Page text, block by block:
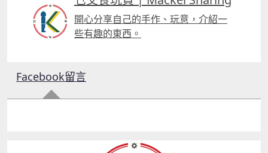
開心分享自己的手作、玩意，介紹一
些有趣的東西。
Facebook留言